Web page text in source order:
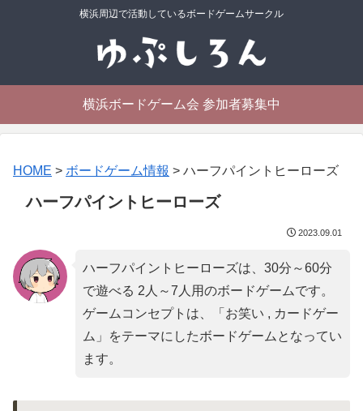
横浜周辺で活動しているボードゲームサークル
横浜ボードゲーム会 参加者募集中
HOME > ボードゲーム情報 > ハーフパイントヒーローズ
ハーフパイントヒーローズ
2023.09.01
ハーフパイントヒーローズは、30分～60分
で遊べる 2人～7人用のボードゲームです。
ゲームコンセプトは、「 お笑い , カードゲー
ム 」をテーマにしたボードゲームとなってい
ます。